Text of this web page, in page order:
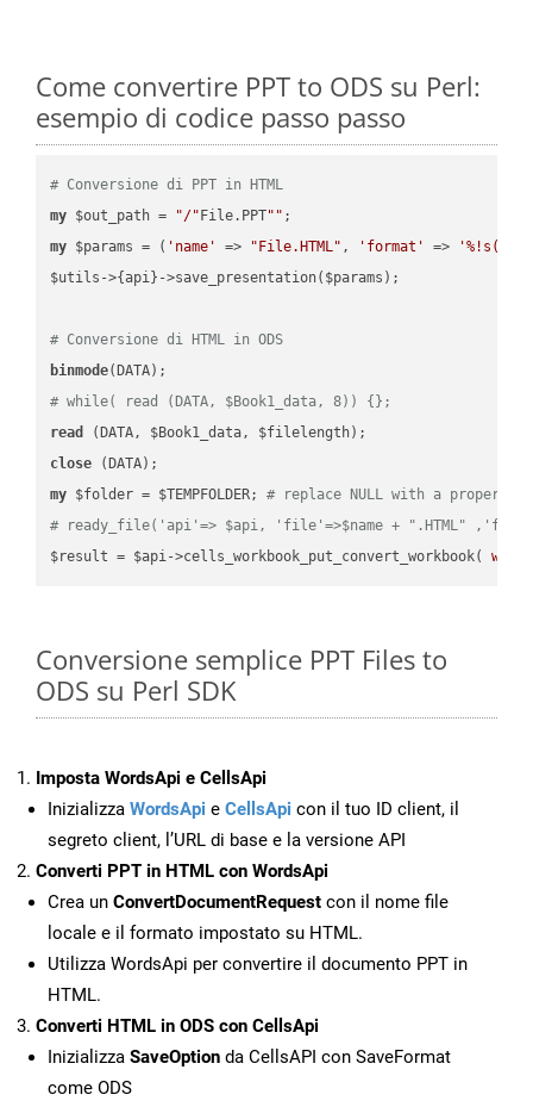
Come convertire PPT to ODS su Perl:
esempio di codice passo passo
# Conversione di PPT in HTML
my $out_path = "/" File.PPT""
my $params = ( 'name' => "File.HTML" , 'format' =>
$utils->{api}->save_presentation($params);
# Conversione di HTML in ODS
binmode
# while( read (DATA, $Book1_data, 8)) {};
read
close
my $folder = $TEMPFOLDER; # replace NULL with a proper
# ready_file('api'=> $api, 'file'=>$name + ".HTML"
$result = $api->cells_workbook_put_convert_workbook(
Conversione semplice PPT Files to
ODS su Perl SDK
Imposta WordsApi e CellsApi
Inizializza WordsApi e CellsApi con il tuo ID client, il
segreto client, l’URL di base e la versione API
Converti PPT in HTML con WordsApi
Crea un ConvertDocumentRequest con il nome file
locale e il formato impostato su HTML.
Utilizza WordsApi per convertire il documento PPT in
HTML.
Converti HTML in ODS con CellsApi
Inizializza SaveOption da CellsAPI con SaveFormat
come ODS